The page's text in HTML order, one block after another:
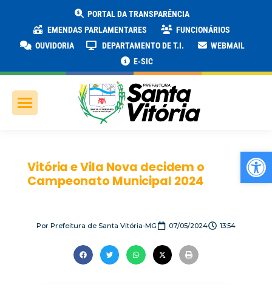
PORTAL DA TRANSPARÊNCIA
EMENDAS PARLAMENTARES
FUNCIONÁRIOS
OUVIDORIA
DEPARTAMENTO DE T.I.
WEBMAIL
E-SIC
Vitória e Vila Nova decidem o
Campeonato Municipal 2024
Por Prefeitura de Santa Vitória-MG 07/05/2024 13:54